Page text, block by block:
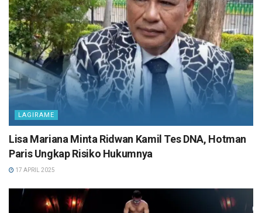
LAGIRAME
Lisa Mariana Minta Ridwan Kamil Tes DNA, Hotman
Paris Ungkap Risiko Hukumnya
17 APRIL 2025